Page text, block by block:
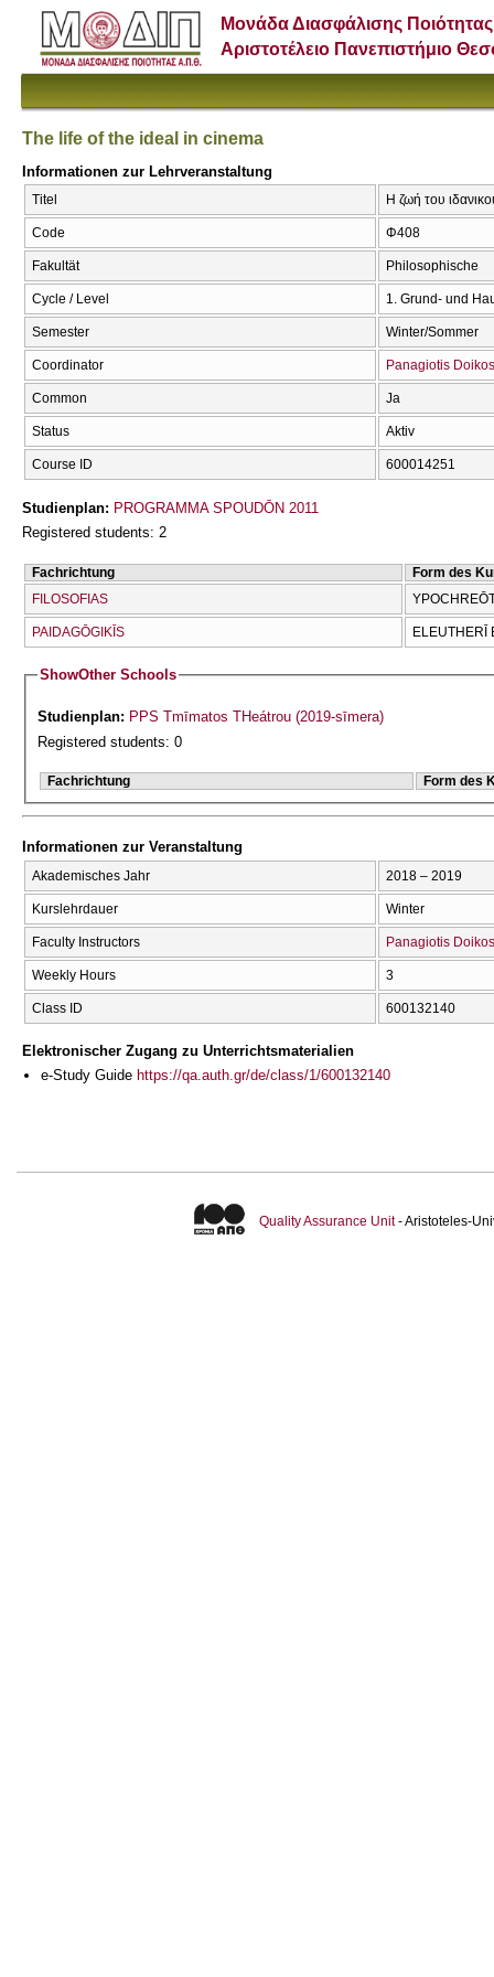
Μονάδα Διασφάλισης Ποιότητας
Αριστοτέλειο Πανεπιστήμιο
The life of the ideal in cinema
Informationen zur Lehrveranstaltung
Titel Η ζωή του
Code Φ408
Fakultät Philosophische
Cycle / Level 1. Grund- und
Semester Winter/Sommer
Coordinator Panagiotis Doikos
Common Ja
Status Aktiv
Course ID 600014251
Studienplan: PROGRAMMA SPOUDŌN 2011
Registered students: 2
Fachrichtung
Form des
FILOSOFIAS
PAIDAGŌGIKĪS ELEUTHERĪ
ShowOther Schools
Studienplan: PPS Tmīmatos THeátrou (2019-sīmera)
Registered students: 0
Fachrichtung Form des
Informationen zur Veranstaltung
Akademisches Jahr 2018 – 2019
Kurslehrdauer Winter
Faculty Instructors Panagiotis Doikos
Weekly Hours 3
Class ID 600132140
Elektronischer Zugang zu Unterrichtsmaterialien
e-Study Guide https://qa.auth.gr/de/class/1/600132140
Quality Assurance Unit- Aristoteles-